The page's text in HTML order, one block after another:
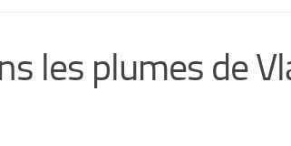
les plumes de